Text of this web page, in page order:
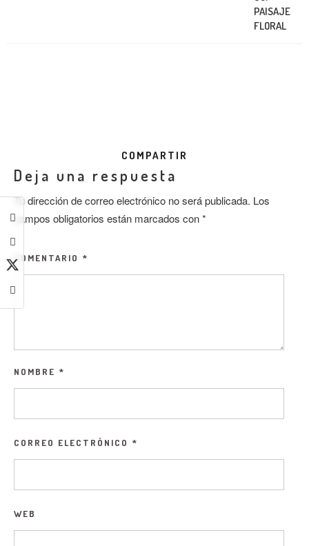
COMPARTIR
Deja una respuesta
Tu dirección de correo electrónico no será publicada. Los
campos obligatorios están marcados con*
COMENTARIO *
NOMBRE *
CORREO ELECTRÓNICO *
WEB